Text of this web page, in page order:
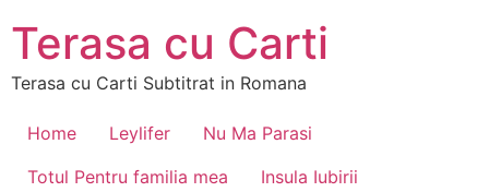
to
content
Terasa cu Carti
Terasa cu Carti Subtitrat in Romana
Home Leylifer
Nu Ma Parasi
Totul Pentru familia mea
Insula Iubirii